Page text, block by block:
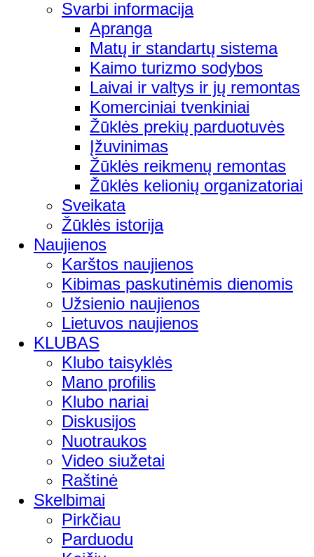
Svarbi informacija
Apranga
Matų ir standartų sistema
Kaimo turizmo sodybos
Laivai ir valtys ir jų remontas
Komerciniai tvenkiniai
Žūklės prekių parduotuvės
Įžuvinimas
Žūklės reikmenų remontas
Žūklės kelionių organizatoriai
Sveikata
Žūklės istorija
Naujienos
Karštos naujienos
Kibimas paskutinėmis dienomis
Užsienio naujienos
Lietuvos naujienos
KLUBAS
Klubo taisyklės
Mano profilis
Klubo nariai
Diskusijos
Nuotraukos
Video siužetai
Raštinė
Skelbimai
Pirkčiau
Parduodu